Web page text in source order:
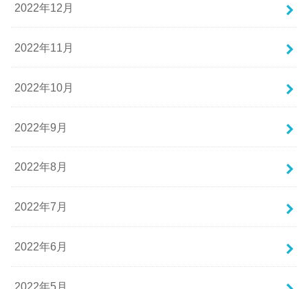
2022年12月
2022年11月
2022年10月
2022年9月
2022年8月
2022年7月
2022年6月
2022年5月